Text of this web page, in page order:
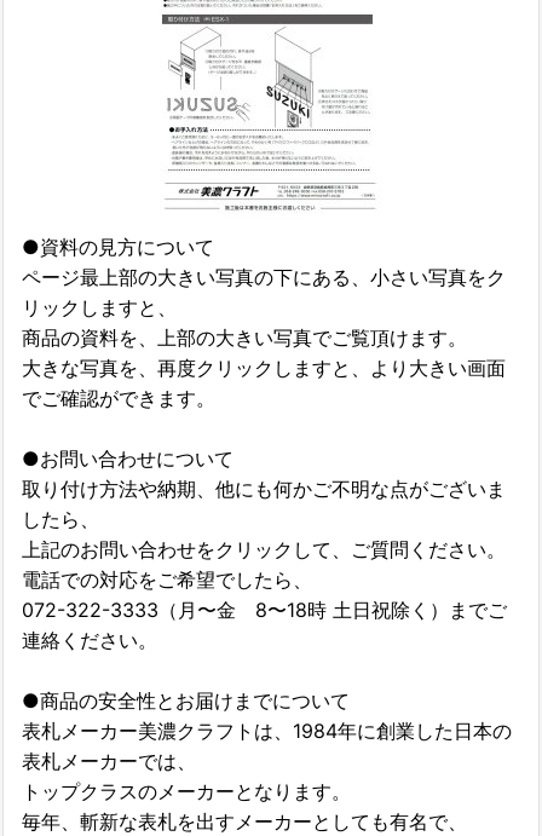
●資料の見方について
ページ最上部の大きい写真の下にある、小さい写真をク
リックしますと、
商品の資料を、上部の大きい写真でご覧頂けます。
大きな写真を、再度クリックしますと、より大きい画面
でご確認ができます。
●お問い合わせについて
取り付け方法や納期、他にも何かご不明な点がございま
したら、
上記のお問い合わせをクリックして、ご質問ください。
電話での対応をご希望でしたら、
072-322-3333（月〜金 8〜18時 土日祝除く）までご
連絡ください。
●商品の安全性とお届けまでについて
表札メーカー美濃クラフトは、1984年に創業した日本の
表札メーカーでは、
トップクラスのメーカーとなります。
毎年、斬新な表札を出すメーカーとしても有名で、